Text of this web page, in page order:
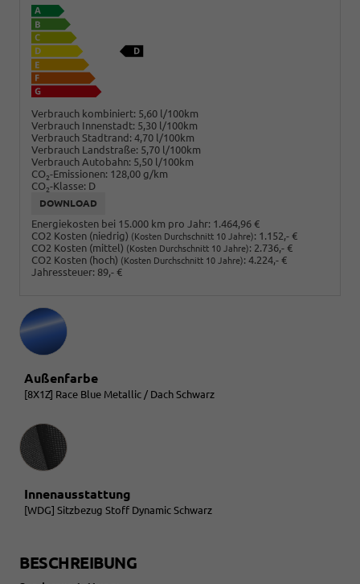
Verbrauch kombiniert: 5,60 l/100km
Verbrauch Innenstadt: 5,30 l/100km
Verbrauch Stadtrand: 4,70 l/100km
Verbrauch Landstraße: 5,70 l/100km
Verbrauch Autobahn: 5,50 l/100km
CO2-Emissionen: 128,00 g/km
CO2-Klasse: D
DOWNLOAD
Energiekosten bei 15.000 km pro Jahr: 1.464,96 €
CO2 Kosten (niedrig) (Kosten Durchschnitt 10 Jahre): 1.152,- €
CO2 Kosten (mittel) (Kosten Durchschnitt 10 Jahre): 2.736,- €
CO2 Kosten (hoch) (Kosten Durchschnitt 10 Jahre): 4.224,- €
Jahressteuer: 89,- €
Außenfarbe
[8X1Z] Race Blue Metallic / Dach Schwarz
Innenausstattung
Innenausstattung
[WDG] Sitzbezug Stoff Dynamic Schwarz
BESCHREIBUNG